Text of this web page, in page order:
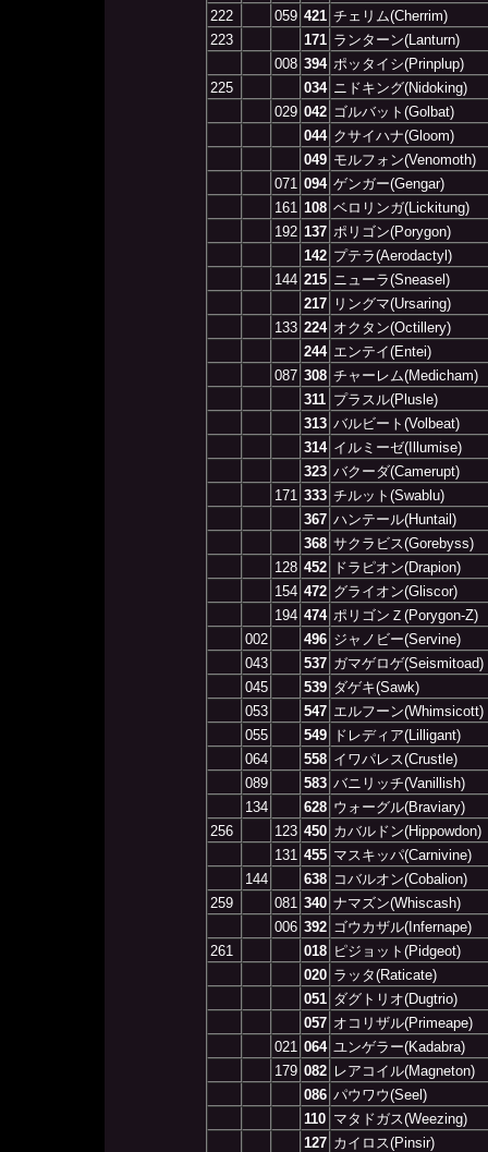
222
059 421 チェリム(Cherrim)
223
171 ランターン(Lanturn)
008 394 ポッタイシ(Prinplup)
225
034 ニドキング(Nidoking)
029 042 ゴルバット(Golbat)
044 クサイハナ(Gloom)
049 モルフォン(Venomoth)
071 094 ゲンガー(Gengar)
161 108 ベロリンガ(Lickitung)
192 137 ポリゴン(Porygon)
142 プテラ(Aerodactyl)
144 215 ニューラ(Sneasel)
217
リングマ(Ursaring)
133 224 オクタン(Octillery)
244 エンテイ(Entei)
087 308 チャーレム(Medicham)
311 プラスル(Plusle)
313 バルビート(Volbeat)
314 イルミーゼ(Illumise)
323 バクーダ(Camerupt)
171 333 チルット(Swablu)
367 ハンテール(Huntail)
368 サクラビス(Gorebyss)
128 452
ドラピオン(Drapion)
154 472 グライオン(Gliscor)
194 474 ポリゴンＺ(Porygon-Z)
002
496 ジャノビー(Servine)
043
537 ガマゲロゲ(Seismitoad)
045
539 ダゲキ(Sawk)
053
547 エルフーン(Whimsicott)
055
549
ドレディア(Lilligant)
064
558 イワパレス(Crustle)
089
583 バニリッチ(Vanillish)
134
628 ウォーグル(Braviary)
256
123 450 カバルドン(Hippowdon)
131 455 マスキッパ(Carnivine)
144
638 コバルオン(Cobalion)
259
081 340 ナマズン(Whiscash)
006 392 ゴウカザル(Infernape)
261
018 ピジョット(Pidgeot)
020 ラッタ(Raticate)
051 ダグトリオ(Dugtrio)
057 オコリザル(Primeape)
021 064 ユンゲラー(Kadabra)
179 082 レアコイル(Magneton)
086 パウワウ(Seel)
110 マタドガス(Weezing)
127 カイロス(Pinsir)